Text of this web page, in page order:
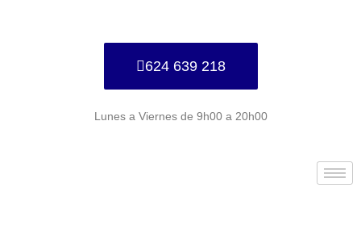
624 639 218
Lunes a Viernes de 9h00 a 20h00